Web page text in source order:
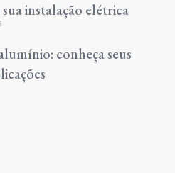
instalação elétrica
conheça seus